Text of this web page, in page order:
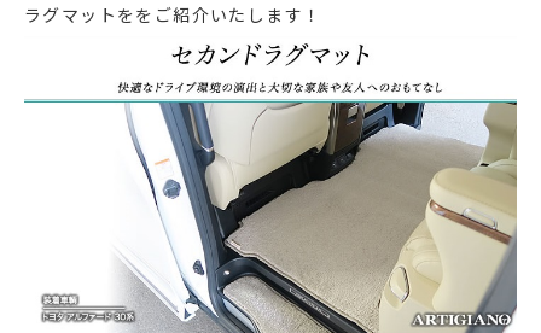
ラグマットををご紹介いたします！